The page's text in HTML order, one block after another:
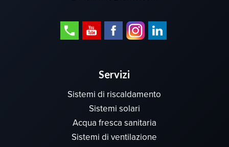
Servizi
Sistemi di riscaldamento
Sistemi solari
Acqua fresca sanitaria
Sistemi di ventilazione